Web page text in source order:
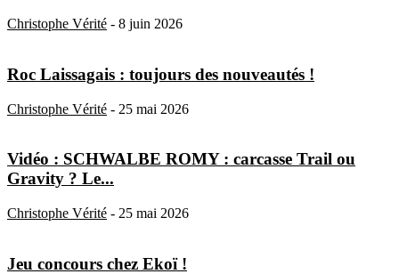
Christophe Vérité - 8 juin 2026
Roc Laissagais : toujours des nouveautés !
Christophe Vérité - 25 mai 2026
Vidéo : SCHWALBE ROMY : carcasse Trail ou
Gravity ? Le...
Christophe Vérité - 25 mai 2026
Jeu concours chez Ekoï !